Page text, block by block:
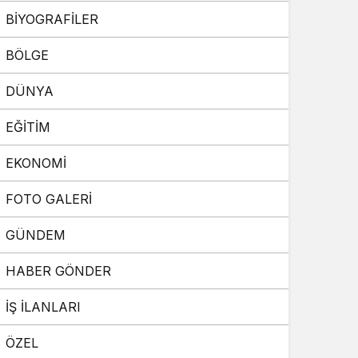
Sistem Modu
Sistem modunu seçin.
BİYOGRAFİLER
BÖLGE
DÜNYA
EĞİTİM
EKONOMİ
FOTO GALERİ
GÜNDEM
HABER GÖNDER
İŞ İLANLARI
ÖZEL